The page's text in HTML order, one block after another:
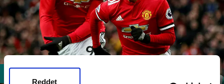
Reddet